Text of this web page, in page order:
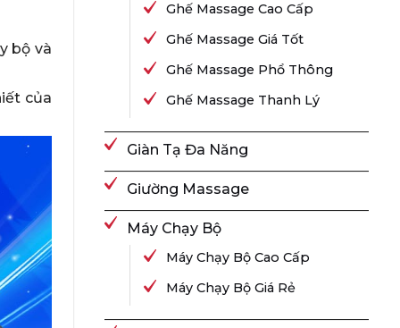
bộ và
của
Ghế Massage Cao Cấp
Ghế Massage Giá Tốt
Ghế Massage Phổ Thông
Ghế Massage Thanh Lý
Giàn Tạ Đa Năng
Giường Massage
Máy Chạy Bộ
Máy Chạy Bộ Cao Cấp
Máy Chạy Bộ Giá Rẻ